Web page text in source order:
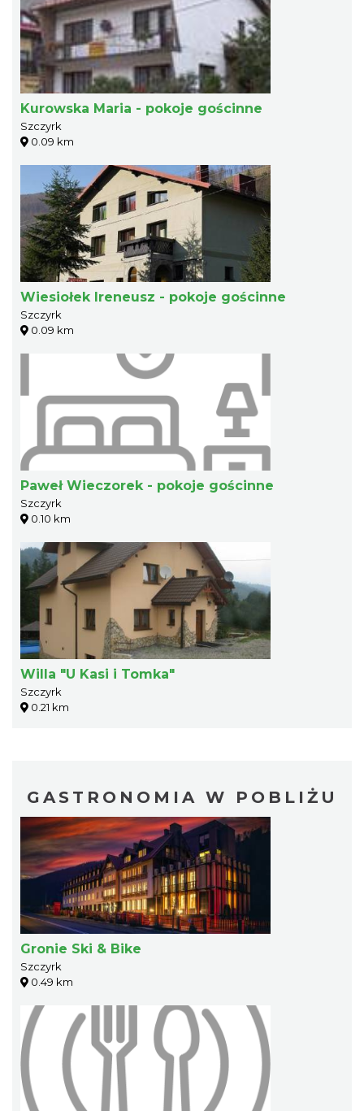
Kurowska Maria - pokoje gościnne
Szczyrk
0.09 km
Wiesiołek Ireneusz - pokoje gościnne
Szczyrk
0.09 km
Paweł Wieczorek - pokoje gościnne
Szczyrk
0.10 km
Willa "U Kasi i Tomka"
Szczyrk
0.21 km
GASTRONOMIA W POBLIŻU
Gronie Ski & Bike
Szczyrk
0.49 km